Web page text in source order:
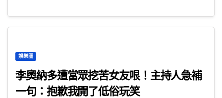
娛樂圈
李奧納多遭當眾挖苦女友哏！主持人急補
一句：抱歉我開了低俗玩笑